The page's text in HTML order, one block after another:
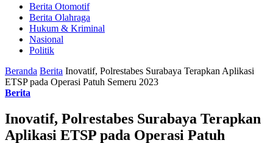
Berita Otomotif
Berita Olahraga
Hukum & Kriminal
Nasional
Politik
Beranda Berita Inovatif, Polrestabes Surabaya Terapkan Aplikasi
ETSP pada Operasi Patuh Semeru 2023
Berita
Inovatif, Polrestabes Surabaya Terapkan
Aplikasi ETSP pada Operasi Patuh